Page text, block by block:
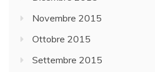
Novembre 2015
Ottobre 2015
Settembre 2015